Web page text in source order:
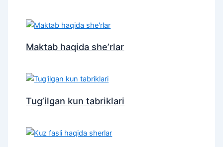
Maktab haqida she’rlar
Tug’ilgan kun tabriklari